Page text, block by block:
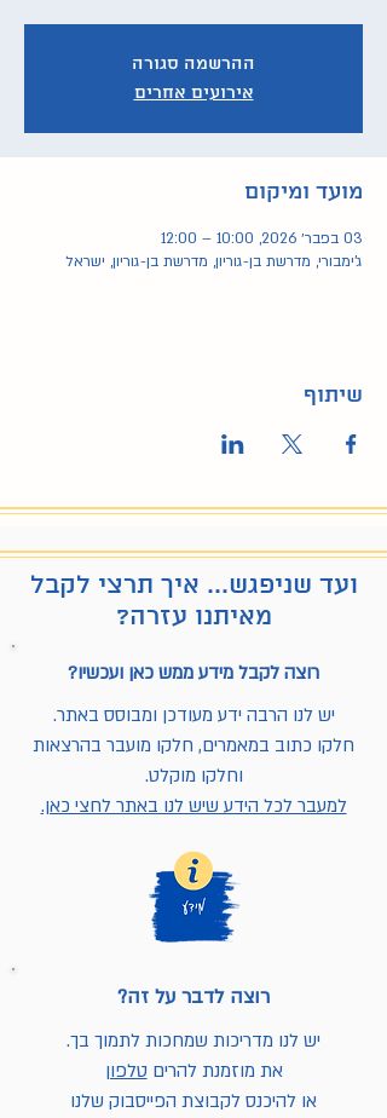
ההרשמה סגורה
אירועים אחרים
מועד ומיקום
03 בפבר׳ 2026, 10:00 – 12:00
ג'ימבורי, מדרשת בן-גוריון, מדרשת בן-גוריון, ישראל
שיתוף
ועד שניפגש... איך תרצי לקבל
מאיתנו עזרה?
רוצה לקבל מידע ממש כאן ועכשיו?
יש לנו הרבה ידע מעודכן ומבוסס באתר.
חלקו כתוב במאמרים, חלקו מועבר בהרצאות
וחלקו מוקלט.
למעבר לכל הידע שיש לנו באתר לחצי כאן.
רוצה לדבר על זה?
יש לנו מדריכות שמחכות לתמוך בך.
את מוזמנת להרים טלפון
או להיכנס לקבוצת הפייסבוק שלנו